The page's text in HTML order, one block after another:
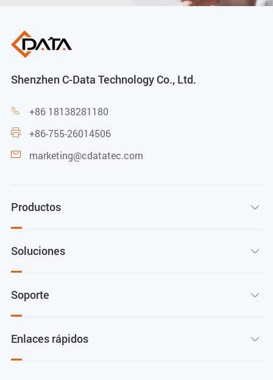
Shenzhen C-Data Technology Co., Ltd.
 +86 18138281180
 +86-755-26014506
 marketing@cdatatec.com
Productos 
Soluciones 
Soporte 
Enlaces rápidos 